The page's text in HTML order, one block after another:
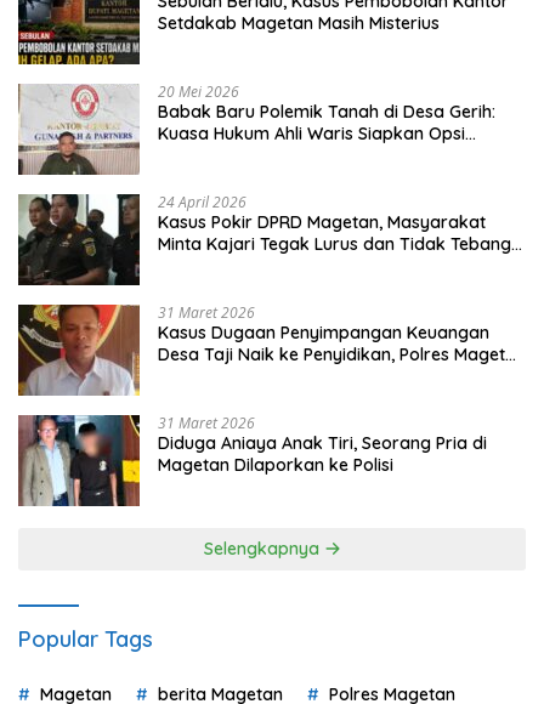
Setdakab Magetan Masih Misterius
20 Mei 2026
Babak Baru Polemik Tanah di Desa Gerih:
Kuasa Hukum Ahli Waris Siapkan Opsi
24 April 2026
Kasus Pokir DPRD Magetan, Masyarakat
Minta Kajari Tegak Lurus dan Tidak Tebang
31 Maret 2026
Kasus Dugaan Penyimpangan Keuangan
Desa Taji Naik ke Penyidikan, Polres Magetan
31 Maret 2026
Diduga Aniaya Anak Tiri, Seorang Pria di
Magetan Dilaporkan ke Polisi
Selengkapnya
Popular Tags
Magetan berita Magetan Polres Magetan